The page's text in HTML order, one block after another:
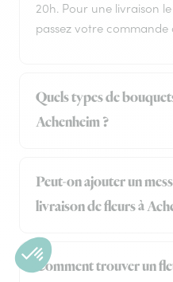
20h. Pour une livraison
passez votre commande
Quels types de
Achenheim ?
Peut-on ajouter un
livraison de fleurs à
Comment trouver un